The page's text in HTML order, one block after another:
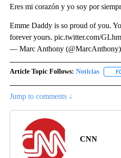
Eres mi corazón y yo soy por
Emme Daddy is so proud of you.
forever yours. pic.twitter.com/
— Marc Anthony (@MarcAnthony)
Article Topic Follows: Noticias
Jump to comments ↓
CNN